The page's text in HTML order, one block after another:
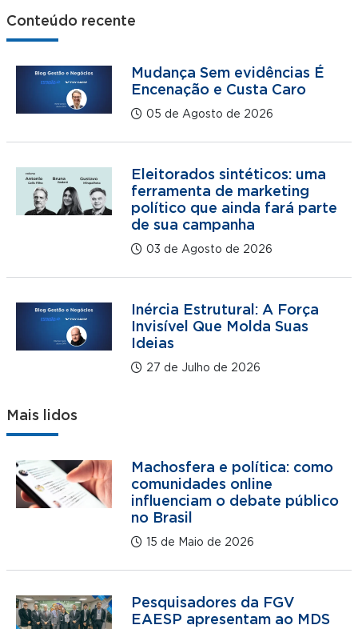
Conteúdo recente
Mudança Sem evidências É
Encenação e Custa Caro
05 de Agosto de 2026
Eleitorados sintéticos: uma
ferramenta de marketing
político que ainda fará parte
de sua campanha
03 de Agosto de 2026
Inércia Estrutural: A Força
Invisível Que Molda Suas
Ideias
27 de Julho de 2026
Mais lidos
Machosfera e política: como
comunidades online
influenciam o debate público
no Brasil
15 de Maio de 2026
Pesquisadores da FGV
EAESP apresentam ao MDS